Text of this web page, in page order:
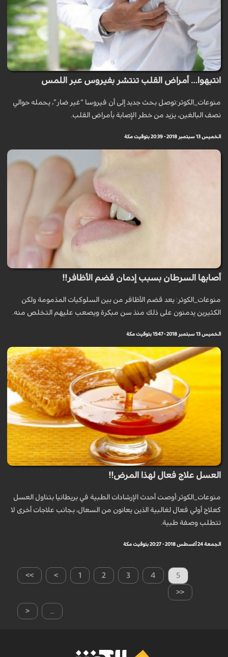
انتبهوا… أمراض القلب تنتشر بفيروس عبر اللمس
منوعات_الكوثر:توصل بحث جديد إلى أن فيروسا “غير ضار”، يحمله حوالي
نصف البالغين، يزيد من خطر الإصابة بأمراض القلب.
الخميس 13 سبتمبر 2018 - 20:39 بتوقيت مكة
أصابها السرطان بسبب إدمان قضم الأظافر!!
منوعات_الكوثر: يعد قضم الأظافر من بين السلوكيات المذمومة ولكن
الكثيرين يدمنون على ذلك منذ سن مبكرة ويصعب عليهم التخلص منه.
الخميس 13 سبتمبر 2018 - 15:47 بتوقيت مكة
العسل علاج فعال لهذا المرض!!
منوعات_الكوثر:أوصت أحدث الإرشادات الطبية في بريطانيا بتناول العسل
كعلاج أولي فعال لغالبية الذين يعانون من السعال، بجانب علاجات أخرى لا
تتطلب وصفة طبية.
الجمعة 24 أغسطس 2018 - 20:27 بتوقيت مكة
>> > 1 2 3 4 5
...
<
<<